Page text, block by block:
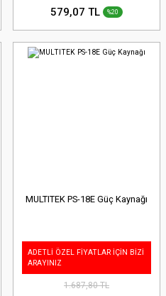
579,07 TL %20
MULTITEK PS-18E Güç Kaynağı
ADETLİ ÖZEL FİYATLAR İÇİN BİZİ
ARAYINIZ
1.687,80 TL